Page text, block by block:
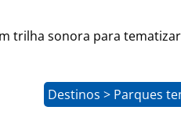
trilha sonora para
Destinos > Parques